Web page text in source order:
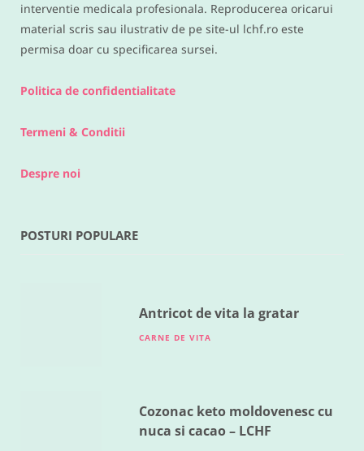
interventie medicala profesionala. Reproducerea oricarui
material scris sau ilustrativ de pe site-ul lchf.ro este
permisa doar cu specificarea sursei.
Politica de confidentialitate
Termeni & Conditii
Despre noi
POSTURI POPULARE
Antricot de vita la gratar
CARNE DE VITA
Cozonac keto moldovenesc cu
nuca si cacao – LCHF